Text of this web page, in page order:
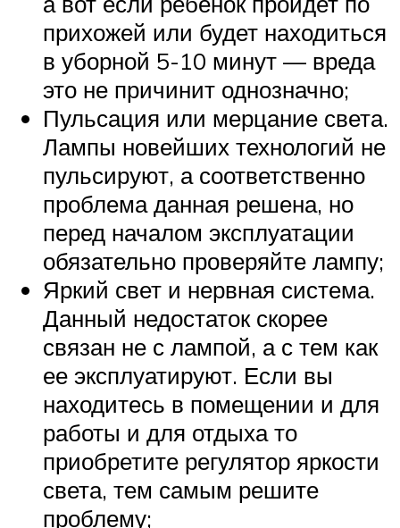
прихожей или будет находиться
в уборной 5-10 минут — вреда
это не причинит однозначно;
Пульсация или мерцание света.
Лампы новейших технологий не
пульсируют, а соответственно
проблема данная решена, но
перед началом эксплуатации
обязательно проверяйте лампу;
Яркий свет и нервная система.
Данный недостаток скорее
связан не с лампой, а с тем как
ее эксплуатируют. Если вы
находитесь в помещении и для
работы и для отдыха то
приобретите регулятор яркости
света, тем самым решите
проблему;